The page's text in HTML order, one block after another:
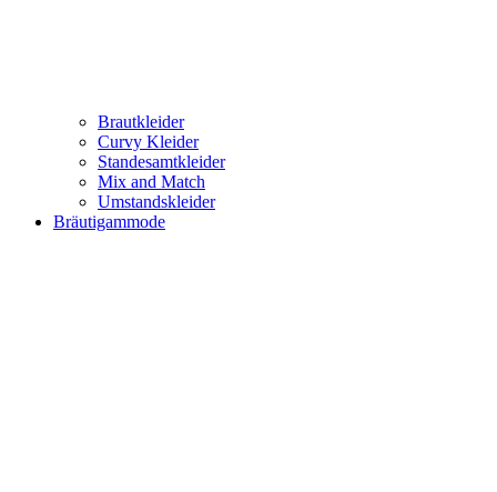
Brautkleider
Curvy Kleider
Standesamtkleider
Mix and Match
Umstandskleider
Bräutigammode